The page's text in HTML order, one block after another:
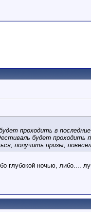
проходить в
будет проходить
получить призы,
глубокой ночью, либо....